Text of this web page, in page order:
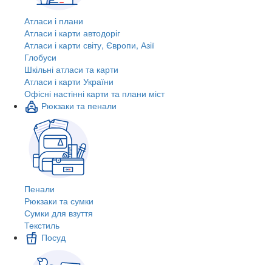
Атласи і плани
Атласи і карти автодоріг
Атласи і карти світу, Європи, Азії
Глобуси
Шкільні атласи та карти
Атласи і карти України
Офісні настінні карти та плани міст
Рюкзаки та пенали
Пенали
Рюкзаки та сумки
Сумки для взуття
Текстиль
Посуд